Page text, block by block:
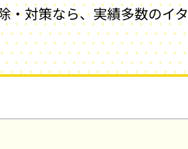
・対策なら、実績多数のイタ